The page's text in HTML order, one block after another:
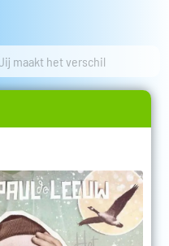
maakt het verschil